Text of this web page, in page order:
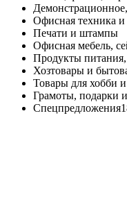
Офисная техника и
Печати и штампы
Офисная мебель,
Продукты питания,
Хозтовары и
Товары для хобби и
Грамоты, подарки
Спецпредложения